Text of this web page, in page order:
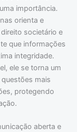
importância.
orienta e
societário e
que informações
integridade.
ele se torna um
mais
protegendo
aberta e